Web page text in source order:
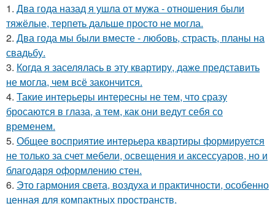
1. Два года назад я ушла от мужа - отношения были
тяжёлые, терпеть дальше просто не могла.
2. Два года мы были вместе - любовь, страсть, планы на
свадьбу.
3. Когда я заселялась в эту квартиру, даже представить
не могла, чем всё закончится.
4. Такие интерьеры интересны не тем, что сразу
бросаются в глаза, а тем, как они ведут себя со
временем.
5. Общее восприятие интерьера квартиры формируется
не только за счет мебели, освещения и аксессуаров, но и
благодаря оформлению стен.
6. Это гармония света, воздуха и практичности, особенно
ценная для компактных пространств.